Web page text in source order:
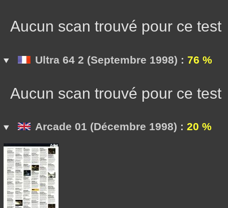
Aucun scan trouvé pour ce test
Ultra 64 2 (Septembre 1998) : 76 %
Aucun scan trouvé pour ce test
Arcade 01 (Décembre 1998) : 20 %